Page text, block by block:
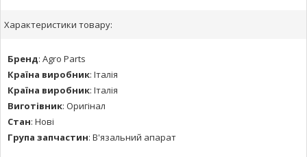
Характеристики товару:
Бренд: Agro Parts
Країна виробник: Італія
Країна виробник: Італія
Виготівник: Оригінал
Стан: Нові
Група запчастин: В'язальний апарат